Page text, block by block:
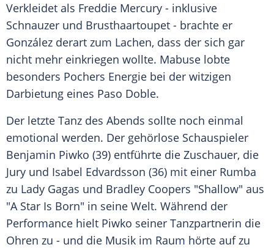
Verkleidet als Freddie Mercury - inklusive
Schnauzer und Brusthaartoupet - brachte er
González derart zum Lachen, dass der sich gar
nicht mehr einkriegen wollte. Mabuse lobte
besonders Pochers Energie bei der witzigen
Darbietung eines Paso Doble.
Der letzte Tanz des Abends sollte noch einmal
emotional werden. Der gehörlose Schauspieler
Benjamin Piwko (39) entführte die Zuschauer, die
Jury und Isabel Edvardsson (36) mit einer Rumba
zu Lady Gagas und Bradley Coopers "Shallow" aus
"A Star Is Born" in seine Welt. Während der
Performance hielt Piwko seiner Tanzpartnerin die
Ohren zu - und die Musik im Raum hörte auf zu